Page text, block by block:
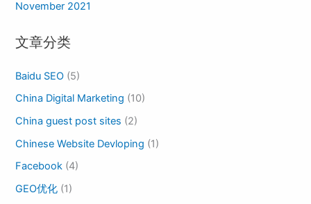
November 2021
文章分类
Baidu SEO (5)
China Digital Marketing (10)
China guest post sites (2)
Chinese Website Devloping (1)
Facebook (4)
GEO优化 (1)